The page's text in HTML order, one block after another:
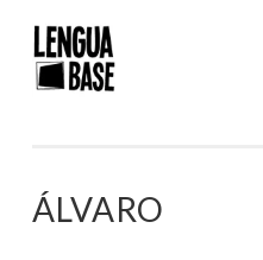
Saltar
al
contenido
ÁLVARO